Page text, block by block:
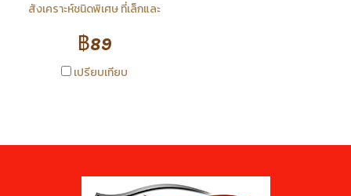
สังเคราะห์ชนิดพิเศษ ที่เล็กและ
ความอ่อนนุ่มที่มากกว่า เช็ดลื่น
เบาแรง และไม่ทำให้พื้นผิวที่เช็ด
คราบติดแน่นได้อย่างง่ายดาย
เหมาะแก่การเช็ดแว็กซ์ เพื่อไม่ให้
฿89
เปรียบเทียบ